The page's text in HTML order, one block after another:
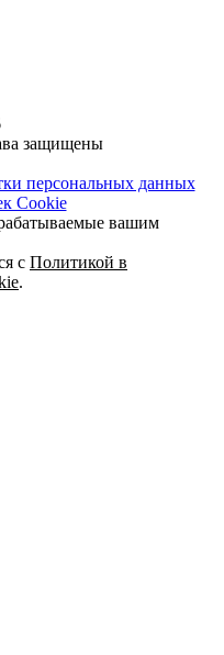
защищены
персональных данных
Cookie
вашим
с Политикой в
.